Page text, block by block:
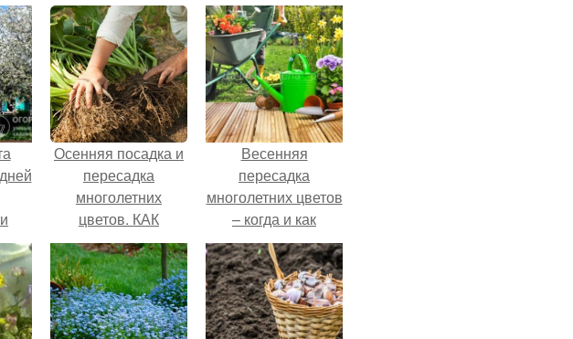
Осенняя посадка и
пересадка
многолетних
цветов. КАК
ПРОВОДИТЬ
ДЕЛЕНИЕ
МНОГОЛЕТНИХ
ЦВЕТОВ
Весенняя
пересадка
многолетних цветов
– когда и как
правильно